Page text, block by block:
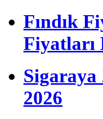
Fındık
Fiyatları
2026